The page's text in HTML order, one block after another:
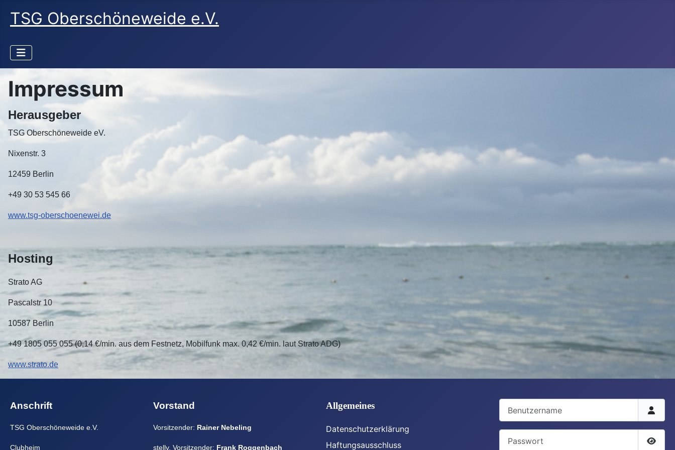
TSG Oberschöneweide e.V.
Impressum
Herausgeber
TSG Oberschöneweide eV.
Nixenstr. 3
12459 Berlin
+49 30 53 545 66
www.tsg-oberschoenewei.de
Hosting
Strato AG
Pascalstr 10
10587 Berlin
+49 1805 055 055 (0,14 €/min. aus dem Festnetz, Mobilfunk max. 0,42 €/min. laut Strato ADG)
www.strato.de
Anschrift
TSG Oberschöneweide e.V.
Clubheim
Vorstand
Vorsitzender: Rainer Nebeling
stellv. Vorsitzender: Frank Roggenbach
Allgemeines
Datenschutzerklärung
Haftungsausschluss